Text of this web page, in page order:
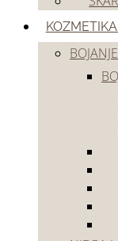
Outlet
Stojimo vam na